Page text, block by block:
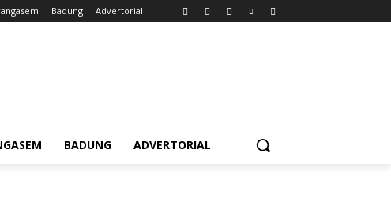
Badung Advertorial
BADUNG ADVERTORIAL